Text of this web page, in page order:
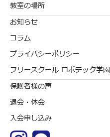
教室の場所
お知らせ
コラム
プライバシーポリシー
フリースクール ロボテック学園
保護者様の声
退会・休会
入会申し込み